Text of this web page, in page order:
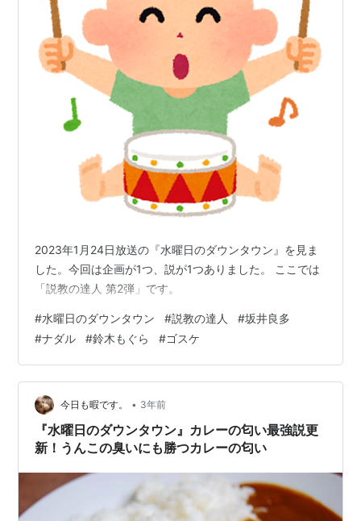
2023年1月24日放送の『水曜日のダウンタウン』を見ま
した。今回は企画が1つ、説が1つありました。 ここでは
「説教の達人 第2弾」です。
#水曜日のダウンタウン #説教の達人 #坂井良多
#ナダル #鈴木もぐら #ゴスケ
今日も暇です。 • 3年前
『水曜日のダウンタウン』カレーの匂い最強説更
新！うんこの臭いにも勝つカレーの匂い